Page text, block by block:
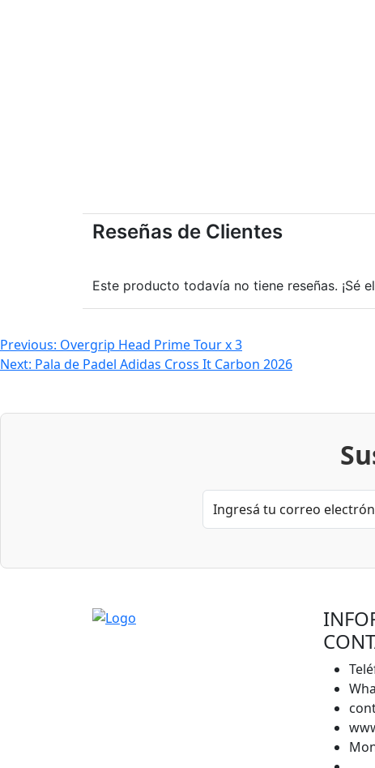
Reseñas de Clientes
Este producto todavía no tiene reseñas. ¡Sé
Navegación
de
entradas
Previous: Overgrip Head Prime Tour x 3
Next: Pala de Padel Adidas Cross It Carbon 2026